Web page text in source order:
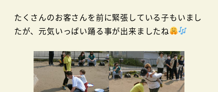
たくさんのお客さんを前に緊張している子もいまし
たが、元気いっぱい踊る事が出来ましたね